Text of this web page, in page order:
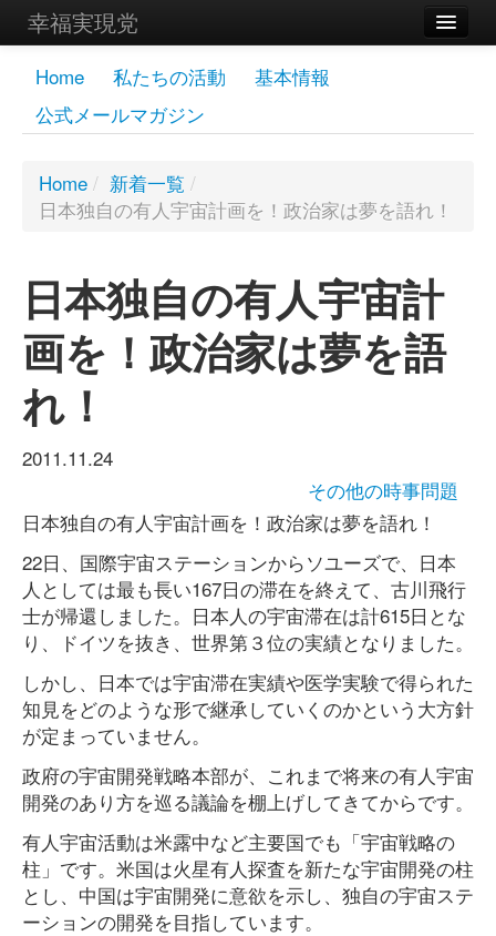
幸福実現党
メンバーズページ
党員
お問い合わせ
Home 私たちの活動
基本情報
公式メールマガジン
Home / 新着一覧 /
日本独自の有人宇宙計画を！政治家は夢を語れ！
日本独自の有人宇宙計
画を！政治家は夢を語
れ！
2011.11.24
その他の時事問題
日本独自の有人宇宙計画を！政治家は夢を語れ！
22日、国際宇宙ステーションからソユーズで、日本
人としては最も長い167日の滞在を終えて、古川飛行
士が帰還しました。日本人の宇宙滞在は計615日とな
り、ドイツを抜き、世界第３位の実績となりました。
しかし、日本では宇宙滞在実績や医学実験で得られた
知見をどのような形で継承していくのかという大方針
が定まっていません。
政府の宇宙開発戦略本部が、これまで将来の有人宇宙
開発のあり方を巡る議論を棚上げしてきてからです。
有人宇宙活動は米露中など主要国でも「宇宙戦略の
柱」です。米国は火星有人探査を新たな宇宙開発の柱
とし、中国は宇宙開発に意欲を示し、独自の宇宙ステ
ーションの開発を目指しています。